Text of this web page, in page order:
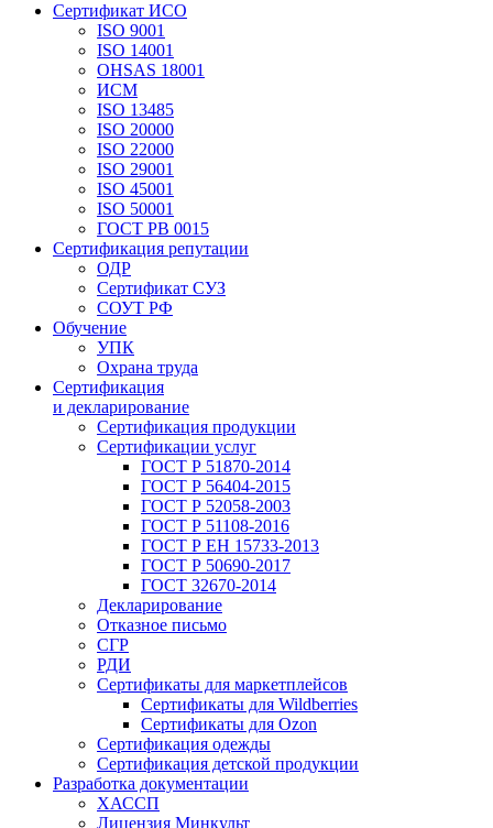
Сертификат ИСО
ISO 9001
ISO 14001
OHSAS 18001
ИСМ
ISO 13485
ISO 20000
ISO 22000
ISO 29001
ISO 45001
ISO 50001
ГОСТ РВ 0015
Сертификация репутации
ОДР
Сертификат СУЗ
СОУТ РФ
Обучение
УПК
Охрана труда
Сертификация
и декларирование
Сертификация продукции
Сертификации услуг
ГОСТ Р 51870-2014
ГОСТ Р 56404-2015
ГОСТ Р 52058-2003
ГОСТ Р 51108-2016
ГОСТ Р ЕН 15733-2013
ГОСТ Р 50690-2017
ГОСТ 32670-2014
Декларирование
Отказное письмо
СГР
РДИ
Сертификаты для маркетплейсов
Сертификаты для Wildberries
Сертификаты для Ozon
Сертификация одежды
Сертификация детской продукции
Разработка документации
ХАССП
Лицензия Минкульт